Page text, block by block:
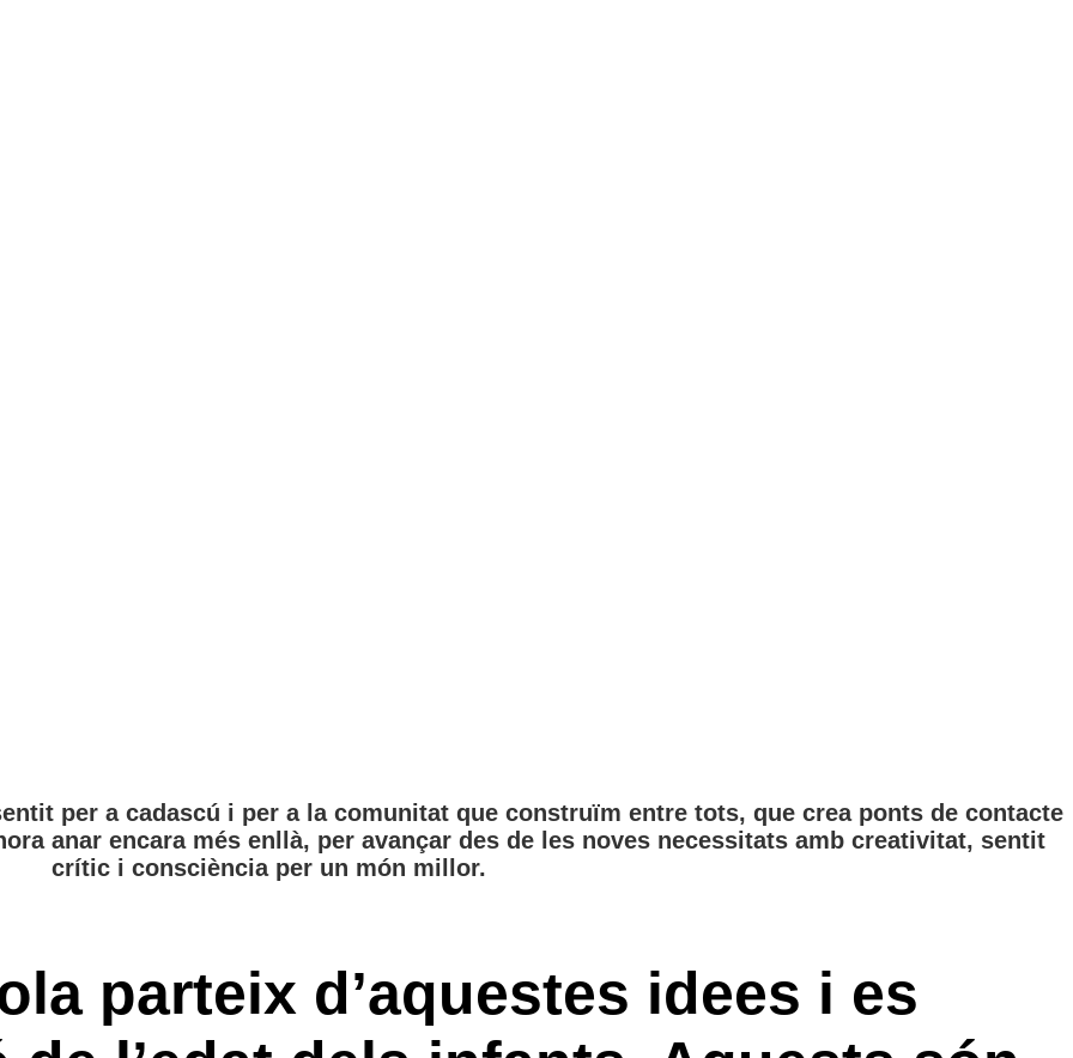
per a cadascú i per a la comunitat que construïm entre tots, que crea ponts de contacte
anar encara més enllà, per avançar des de les noves necessitats amb creativitat, sentit
crític i consciència per un món millor.
parteix d’aquestes idees i es